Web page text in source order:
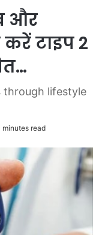
और
टाइप 2
through lifestyle
minutes read